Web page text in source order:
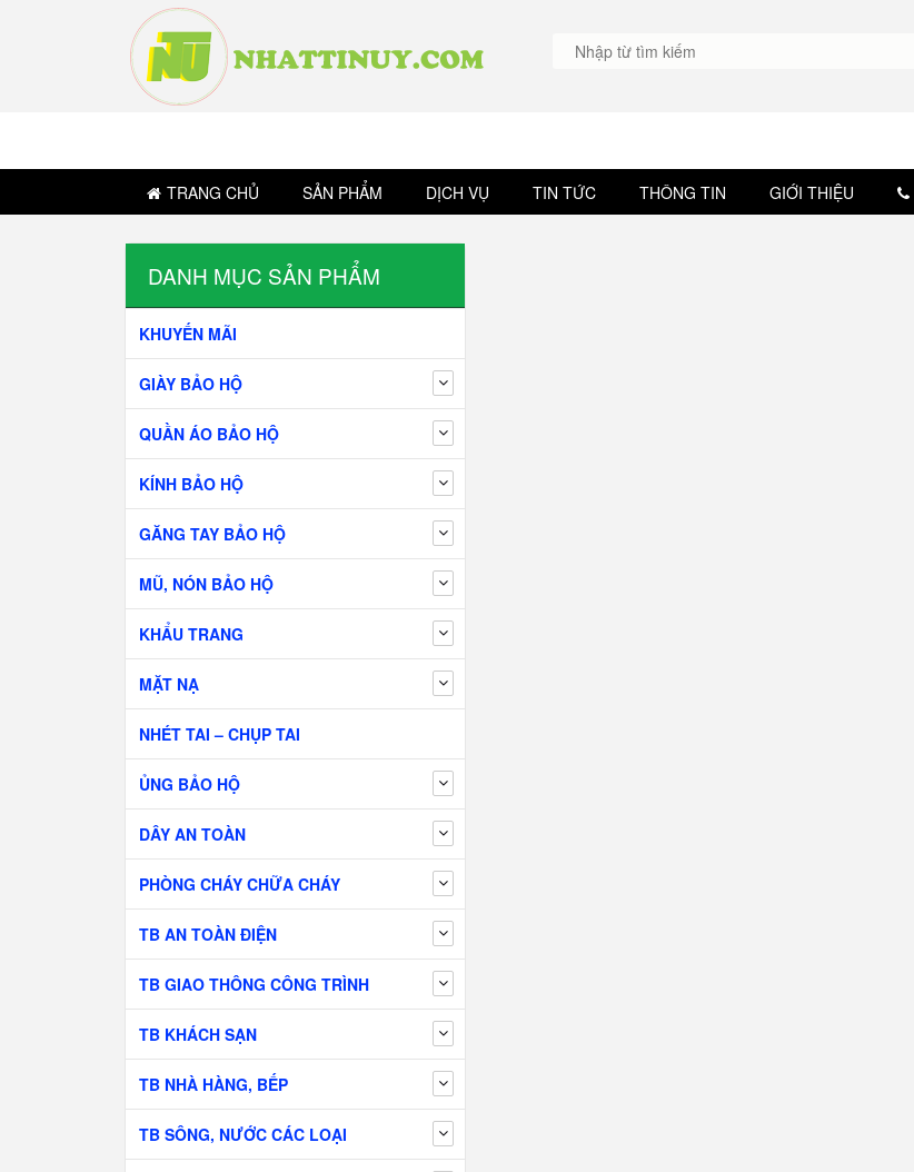
TRANG CHỦ SẢN PHẨM DỊCH VỤ TIN TỨC THÔNG TIN GIỚI THIỆU
DANH MỤC SẢN PHẨM
KHUYẾN MÃI
GIÀY BẢO HỘ
QUẦN ÁO BẢO HỘ
KÍNH BẢO HỘ
GĂNG TAY BẢO HỘ
MŨ, NÓN BẢO HỘ
KHẨU TRANG
MẶT NẠ
NHÉT TAI – CHỤP TAI
ỦNG BẢO HỘ
DÂY AN TOÀN
PHÒNG CHÁY CHỮA CHÁY
TB AN TOÀN ĐIỆN
TB GIAO THÔNG CÔNG TRÌNH
TB KHÁCH SẠN
TB NHÀ HÀNG, BẾP
TB SÔNG, NƯỚC CÁC LOẠI